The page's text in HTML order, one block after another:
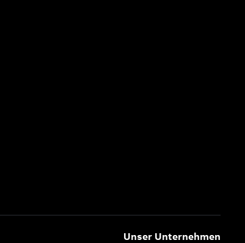
Unser Unternehmen